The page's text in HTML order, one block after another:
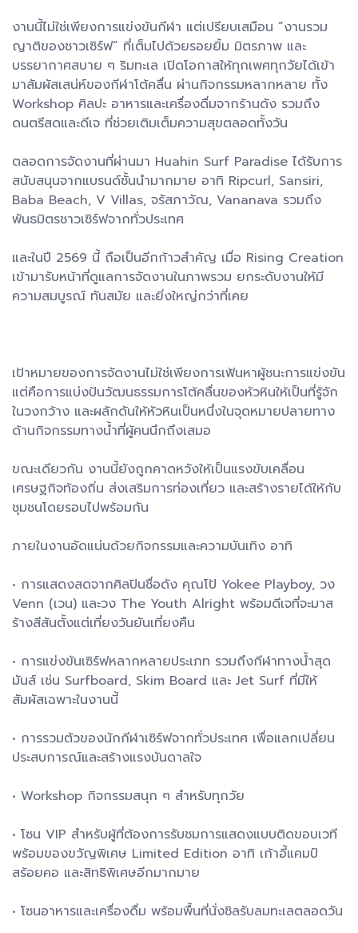
งานนี้ไม่ใช่เพียงการแข่งขันกีฬา แต่เปรียบเสมือน “งานรวม
ญาติของชาวเซิร์ฟ” ที่เต็มไปด้วยรอยยิ้ม มิตรภาพ และ
บรรยากาศสบาย ๆ ริมทะเล เปิดโอกาสให้ทุกเพศทุกวัยได้เข้า
มาสัมผัสเสน่ห์ของกีฬาโต้คลื่น ผ่านกิจกรรมหลากหลาย ทั้ง
Workshop ศิลปะ อาหารและเครื่องดื่มจากร้านดัง รวมถึง
ดนตรีสดและดีเจ ที่ช่วยเติมเต็มความสุขตลอดทั้งวัน
ตลอดการจัดงานที่ผ่านมา Huahin Surf Paradise ได้รับการ
สนับสนุนจากแบรนด์ชั้นนำมากมาย อาทิ Ripcurl, Sansiri,
Baba Beach, V Villas, จรัสภาวัณ, Vananava รวมถึง
พันธมิตรชาวเซิร์ฟจากทั่วประเทศ
และในปี 2569 นี้ ถือเป็นอีกก้าวสำคัญ เมื่อ Rising Creation
เข้ามารับหน้าที่ดูแลการจัดงานในภาพรวม ยกระดับงานให้มี
ความสมบูรณ์ ทันสมัย และยิ่งใหญ่กว่าที่เคย
เป้าหมายของการจัดงานไม่ใช่เพียงการเฟ้นหาผู้ชนะการแข่งขัน
แต่คือการแบ่งปันวัฒนธรรมการโต้คลื่นของหัวหินให้เป็นที่รู้จัก
ในวงกว้าง และผลักดันให้หัวหินเป็นหนึ่งในจุดหมายปลายทาง
ด้านกิจกรรมทางน้ำที่ผู้คนนึกถึงเสมอ
ขณะเดียวกัน งานนี้ยังถูกคาดหวังให้เป็นแรงขับเคลื่อน
เศรษฐกิจท้องถิ่น ส่งเสริมการท่องเที่ยว และสร้างรายได้ให้กับ
ชุมชนโดยรอบไปพร้อมกัน
ภายในงานอัดแน่นด้วยกิจกรรมและความบันเทิง อาทิ
• การแสดงสดจากศิลปินชื่อดัง คุณโป้ Yokee Playboy, วง
Venn (เวน) และวง The Youth Alright พร้อมดีเจที่จะมาส
ร้างสีสันตั้งแต่เที่ยงวันยันเที่ยงคืน
• การแข่งขันเซิร์ฟหลากหลายประเภท รวมถึงกีฬาทางน้ำสุด
มันส์ เช่น Surfboard, Skim Board และ Jet Surf ที่มีให้
สัมผัสเฉพาะในงานนี้
• การรวมตัวของนักกีฬาเซิร์ฟจากทั่วประเทศ เพื่อแลกเปลี่ยน
ประสบการณ์และสร้างแรงบันดาลใจ
• Workshop กิจกรรมสนุก ๆ สำหรับทุกวัย
• โซน VIP สำหรับผู้ที่ต้องการรับชมการแสดงแบบติดขอบเวที
พร้อมของขวัญพิเศษ Limited Edition อาทิ เก้าอี้แคมป์
สร้อยคอ และสิทธิพิเศษอีกมากมาย
• โซนอาหารและเครื่องดื่ม พร้อมพื้นที่นั่งชิลรับลมทะเลตลอดวัน